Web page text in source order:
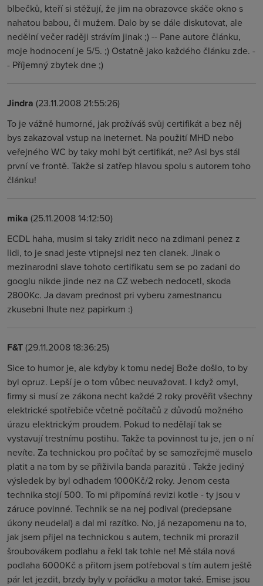
blbečků, kteří si stěžují, že jim na obrazovce skáče okno s
nahatou babou, či mužem. Dalo by se dále diskutovat, ale
nedělní večer raději strávím jinak ;) -- Pane autore článku,
moje hodnocení je 5/5. ;) Ostatně jako každého článku zde. -
- Příjemný zbytek dne ;)
Jindra (23.11.2008 21:55:26)
To je vážně humorné, jak prožíváš svůj certifikát a bez něj
bys zakazoval vstup na ineternet. Na použití MHD nebo
veřejného WC by taky mohl být certifikát, ne? Asi bys stál
první ve frontě. Takže si zatřep hlavou spolu s autorem toho
článku!
mika (25.11.2008 14:12:50)
ECDL haha, musim si taky zridit neco na zdimani penez z
lidi, to je snad jeste vtipnejsi nez ten clanek. Jinak o
mezinarodni slave tohoto certifikatu sem se po zadani do
googlu nikde jinde nez na CZ webech nedocetl, skoda
2800Kc. Ja davam prednost pri vyberu zamestnancu
zkusebni lhute nez papirkum :)
F&T(29.11.2008 18:36:25)
Sice to humor je, ale kdyby k tomu nedej Bože došlo, to by
byl opruz. Lepší je o tom vůbec neuvažovat. I když omyl,
firmy si musí ze zákona necht každé 2 roky prověřit všechny
elektrické spotřebiče včetně počítačů z důvodů možného
úrazu elektrickým proudem. Pokud to nedělají tak se
vystavují trestnímu postihu. Takže ta povinnost tu je, jen o ní
nevíte. Za technickou pro počítač by se samozřejmě muselo
platit a na tom by se přiživila banda parazitů . Takže jediný
výsledek by byl odhadem 1000Kč/2 roky. Jenom cesta
technika stojí 500. To mi připomíná revizi kotle - ty jsou v
záruce povinné. Technik se na nej podival (predepsane
úkony neudelal) a dal mi razítko. No, já nezapomenu na to,
jak jsem přijel na technickou s autem, technik mi prorazil
šroubovákem podlahu a řekl tak tohle ne! Mě stála nová
podlaha 6000Kč a přitom jsem potřeboval s tím autem ještě
pár let jezdit, brzdy byly v pořádku a motor také. Emise jsou